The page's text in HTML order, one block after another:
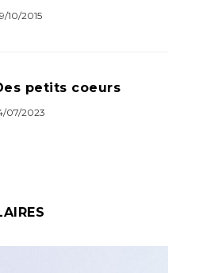
10/2015
petits coeurs
07/2023